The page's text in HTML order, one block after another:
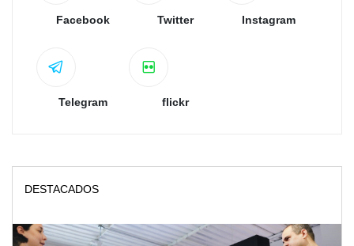
Facebook Twitter Instagram
Telegram flickr
DESTACADOS